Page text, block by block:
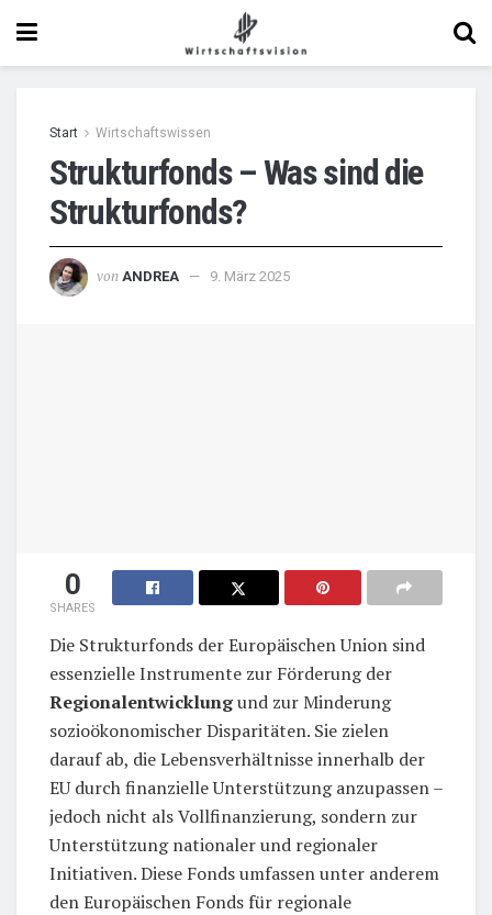
Start Wirtschaftswissen
Strukturfonds – Was sind die
Strukturfonds?
von ANDREA 9. März 2025
0
SHARES
Die Strukturfonds der Europäischen Union sind
essenzielle Instrumente zur Förderung der
Regionalentwicklungund zur Minderung
sozioökonomischer Disparitäten. Sie zielen
darauf ab, die Lebensverhältnisse innerhalb der
EU durch finanzielle Unterstützung anzupassen –
jedoch nicht als Vollfinanzierung, sondern zur
Unterstützung nationaler und regionaler
Initiativen. Diese Fonds umfassen unter anderem
den Europäischen Fonds für regionale